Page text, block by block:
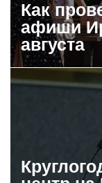
Как
афиши
августа